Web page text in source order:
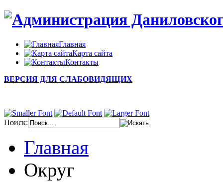
Главная
Карта сайта
Контакты
ВЕРСИЯ ДЛЯ СЛАБОВИДЯЩИХ
Поиск:
Главная
Округ